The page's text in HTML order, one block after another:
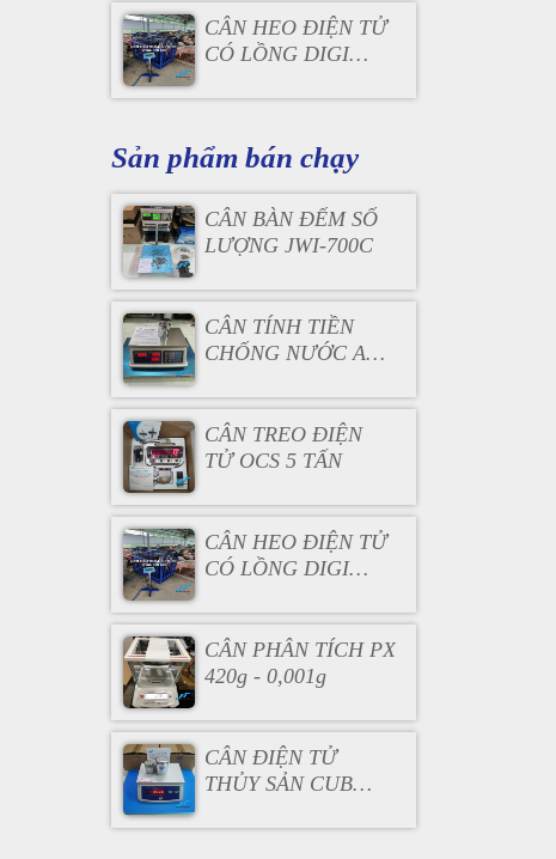
CÂN HEO ĐIỆN TỬ
CÓ LỒNG DIGI
Sản phẩm bán chạy
CÂN BÀN ĐẾM SỐ
LƯỢNG JWI-700C
CÂN TÍNH TIỀN
CHỐNG NƯỚC AC
CÂN TREO ĐIỆN
TỬ OCS 5 TẤN
CÂN HEO ĐIỆN TỬ
CÓ LỒNG DIGI
CÂN PHÂN TÍCH PX
420g - 0,001g
CÂN ĐIỆN TỬ
THỦY SẢN CUB